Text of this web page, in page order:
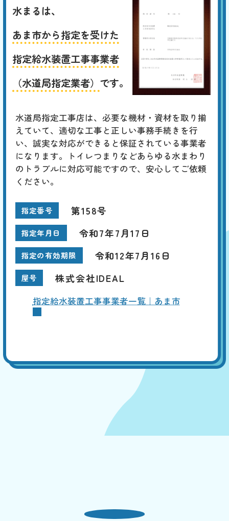
水まるは、
あま市から指定を受けた
指定給水装置工事事業者
（水道局指定業者） です。
水道局指定工事店は、必要な機材・資材を取り揃
えていて、適切な工事と正しい事務手続きを行
い、誠実な対応ができると保証されている事業者
になります。トイレつまりなどあらゆる水まわり
のトラブルに対応可能ですので、安心してご依頼
ください。
指定番号 第158号
指定年月日 令和7年7月17日
指定の有効期限 令和12年7月16日
屋号 株式会社IDEAL
指定給水装置工事事業者一覧｜あま市